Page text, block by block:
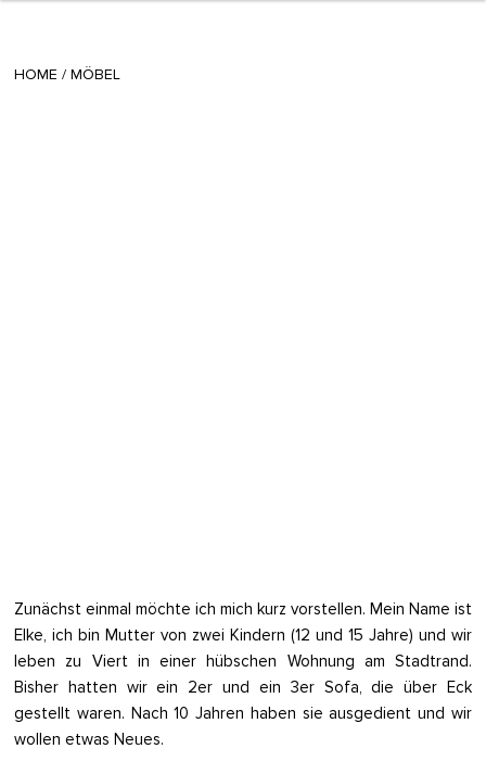
HOME / MÖBEL
Zunächst einmal möchte ich mich kurz vorstellen. Mein Name ist
Elke, ich bin Mutter von zwei Kindern (12 und 15 Jahre) und wir
leben zu Viert in einer hübschen Wohnung am Stadtrand.
Bisher hatten wir ein 2er und ein 3er Sofa, die über Eck
gestellt waren. Nach 10 Jahren haben sie ausgedient und wir
wollen etwas Neues.